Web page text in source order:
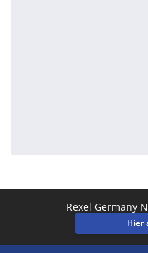
Rexel Germany
Hier